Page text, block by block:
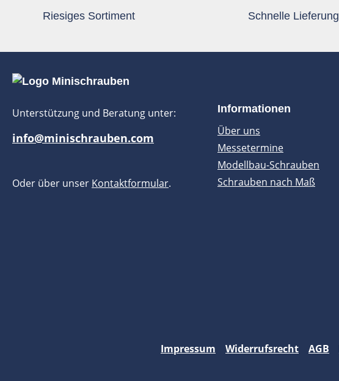
Riesiges Sortiment Schnelle Lieferung
Unterstützung und Beratung unter:
info@minischrauben.com
Oder über unser Kontaktformular.
Informationen
Über uns
Messetermine
Modellbau-Schrauben
Schrauben nach Maß
Impressum Widerrufsrecht AGB